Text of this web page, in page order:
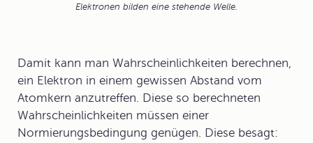
Elektronen bilden eine stehende Welle.
Damit kann man Wahrscheinlichkeiten berechnen,
ein Elektron in einem gewissen Abstand vom
Atomkern anzutreffen. Diese so berechneten
Wahrscheinlichkeiten müssen einer
Normierungsbedingung genügen. Diese besagt: